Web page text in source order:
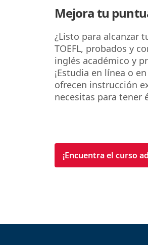
Mejora tu
¿Listo para alcanzar
TOEFL, probados y
inglés académico y
¡Estudia en línea o
ofrecen instrucción
necesitas para tener
¡Encuentra el curso